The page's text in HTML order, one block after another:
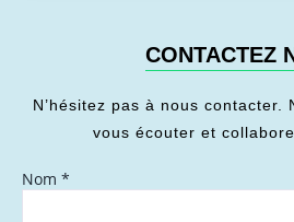
CONTACTEZ
N’hésitez pas à nous contacter.
vous écouter et
Nom *